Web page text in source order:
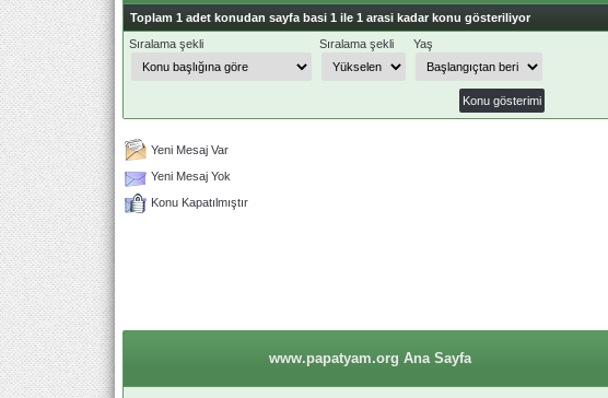
Toplam 1 adet konudan sayfa basi 1 ile 1 arasi kadar konu gösteriliyor
Sıralama şekli
Sıralama şekli Yaş
Yeni Mesaj Var
Yeni Mesaj Yok
Konu Kapatılmıştır
www.papatyam.org Ana Sayfa